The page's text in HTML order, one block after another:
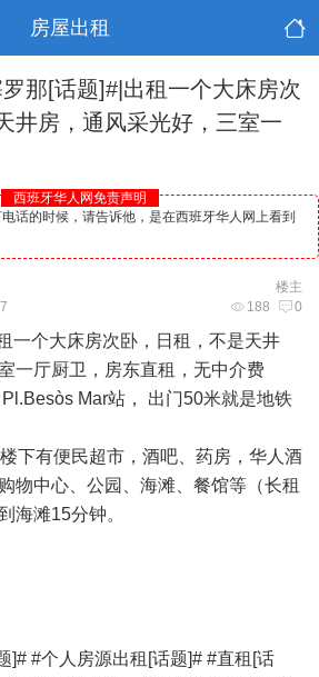
房屋出租
那[话题]#|出租一个大床房次
井房，通风采光好，三室一
西班牙华人网免责声明
话的时候，请告诉他，是在西班牙华人网上看到
楼主
188 0
一个大床房次卧，日租，不是天井
一厅厨卫，房东直租，无中介费
Mar站， 出门50米就是地铁
下有便民超市， 酒吧 、药房， 华人 酒
物中心、公园、海滩、餐馆等（长租
海滩15分钟。
]# #个人房源出租[话题]# #直租[话